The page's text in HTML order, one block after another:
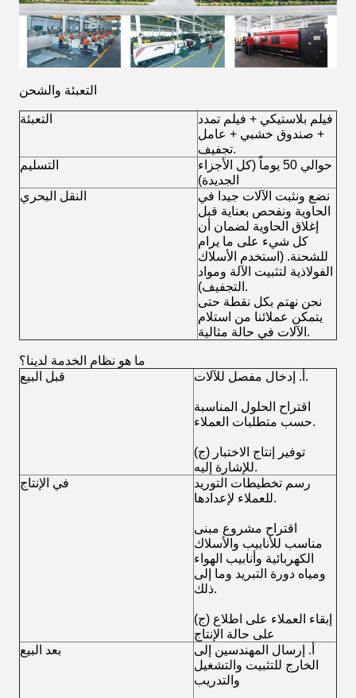
التعبئة والشحن
التعبئة
فيلم بلاستيكي + فيلم تمدد
+ صندوق خشبي + عامل
تجفيف.
التسليم
حوالي 50 يوماً (كل الأجزاء
الجديدة)
النقل البحري
نضع ونثبت الآلات جيدا في
الحاوية ونفحص بعناية قبل
إغلاق الحاوية لضمان أن
كل شيء على ما يرام
للشحنة. (استخدم الأسلاك
الفولاذية لتثبيت الآلة ومواد
التجفيف).
نحن نهتم بكل نقطة حتى
يتمكن عملائنا من استلام
الآلات في حالة مثالية.
ما هو نظام الخدمة لدينا؟
قبل البيع
أ. إدخال مفصل للآلات.
اقتراح الحلول المناسبة
حسب متطلبات العملاء.
(ج) توفير إنتاج الاختبار
للإشارة إليه.
في الإنتاج
رسم تخطيطات التوريد
للعملاء لإعدادها.
اقتراح مشروع مبنى
مناسب للأنابيب والأسلاك
الكهربائية وأنابيب الهواء
ومياه دورة التبريد وما إلى
ذلك.
(ج) إبقاء العملاء على اطلاع
على حالة الإنتاج
بعد البيع
أ. إرسال المهندسين إلى
الخارج للتثبيت والتشغيل
والتدريب